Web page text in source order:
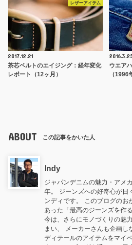
レザーアイテム
2017.12.21
茶芯ベルトのエイジング：経年変化
レポート（12ヶ月）
ウエア
（1996
ABOUT この記事をかいた人
Indy
ジャパンデニムの魅力・アメ
年。 ジーンズへの好奇心が日
ンディです。 このブログのお
あった「最高のジーンズを作
今は、さらにモノづくりの魅
まい、 メーカーさんも企画し
ディテールのアイテムをマイ